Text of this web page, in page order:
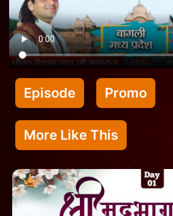
Episode Promo
More Like This